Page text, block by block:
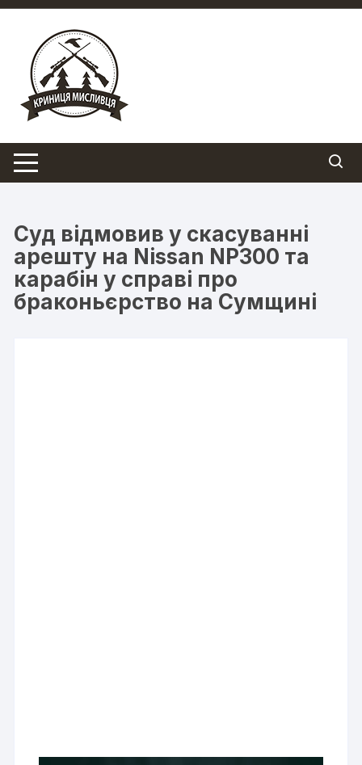
Перейти
вмісту
Суд відмовив у скасуванні
арешту на Nissan NP300 та
карабін у справі про
браконьєрство на Сумщині